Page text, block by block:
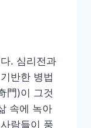
. 심리전과
반한 병법
門)이 그것
속에 녹아
람들이 풍